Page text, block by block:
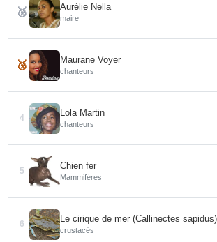
🥈 Aurélie Nella
maire
🥉 Maurane Voyer
chanteurs
4
Lola Martin
chanteurs
5
Chien fer
Mammifères
6
Le cirique de mer (Callinectes sapidus)
crustacés